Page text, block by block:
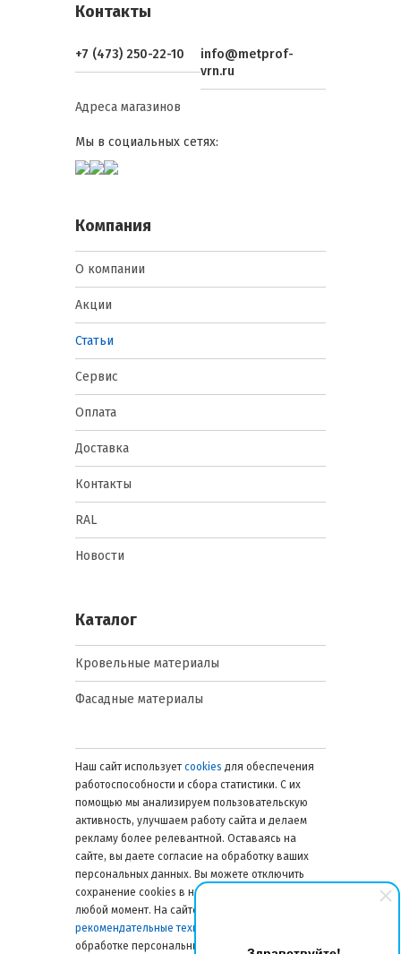
Контакты
+7 (473) 250-22-10
info@metprof-
vrn.ru
Адреса магазинов
Мы в социальных сетях:
Компания
О компании
Акции
Статьи
Сервис
Оплата
Доставка
Контакты
RAL
Новости
Каталог
Кровельные материалы
Фасадные материалы
Наш сайт использует cookies для обеспечения
работоспособности и сбора статистики. С их
помощью мы анализируем пользовательскую
активность, улучшаем работу сайта и делаем
рекламу более релевантной. Оставаясь на
сайте, вы даете согласие на обработку ваших
персональных данных. Вы можете отключить
сохранение cookies в настройках браузера в
любой момент. На сайте также применяются
рекомендательные технологии
обработке персональных данных — в